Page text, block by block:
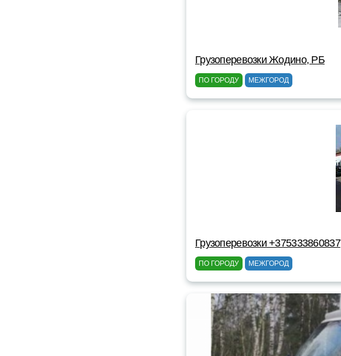
Грузоперевозки Жодино, РБ
ПО ГОРОДУ МЕЖГОРОД
Грузоперевозки +375333860837
ПО ГОРОДУ МЕЖГОРОД